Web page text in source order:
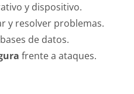
y dispositivo.
y resolver problemas.
de datos.
frente a ataques.